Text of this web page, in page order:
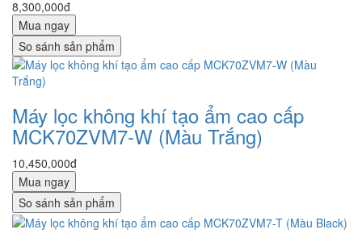
8,300,000đ
Mua ngay
So sánh sản phẩm
Máy lọc không khí tạo ẩm cao cấp
MCK70ZVM7-W (Màu Trắng)
10,450,000đ
Mua ngay
So sánh sản phẩm